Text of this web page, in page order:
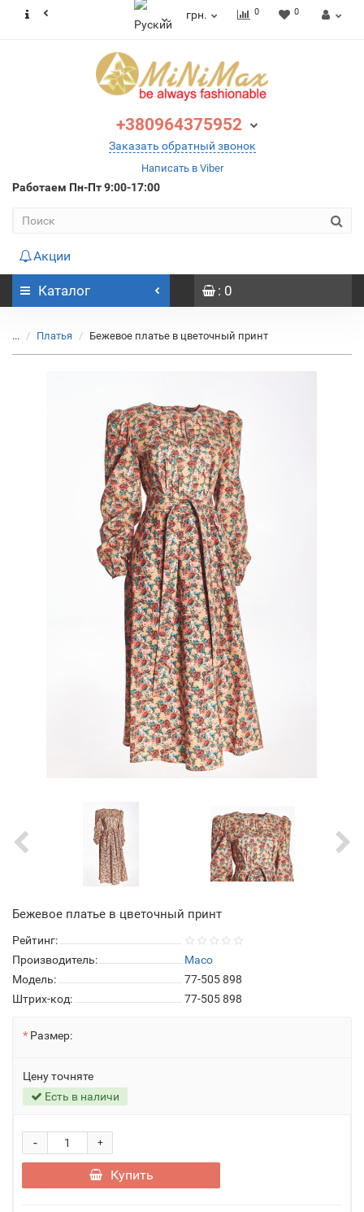
грн. 0 0
+380964375952
Заказать обратный звонок
Написать в Viber
Работаем Пн-Пт 9:00-17:00
Акции
Каталог : 0
... Платья Бежевое платье в цветочный принт
Бежевое платье в цветочный принт
Рейтинг:
Производитель:
Maco
Модель:
77-505 898
Штрих-код:
77-505 898
Размер:
Цену точняте
Есть в наличи
+
-
Купить